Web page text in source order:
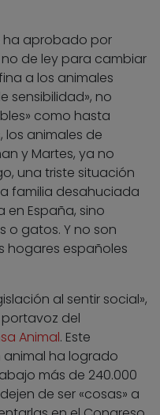
ha aprobado por
de ley para cambiar
a los animales
sensibilidad», no
como hasta
los animales de
y Martes, ya no
una triste situación
familia desahuciada
España, sino
o gatos. Y no son
hogares españoles
al sentir social»,
portavoz del
Animal. Este
ha logrado
más de 240.000
de ser «cosas» a